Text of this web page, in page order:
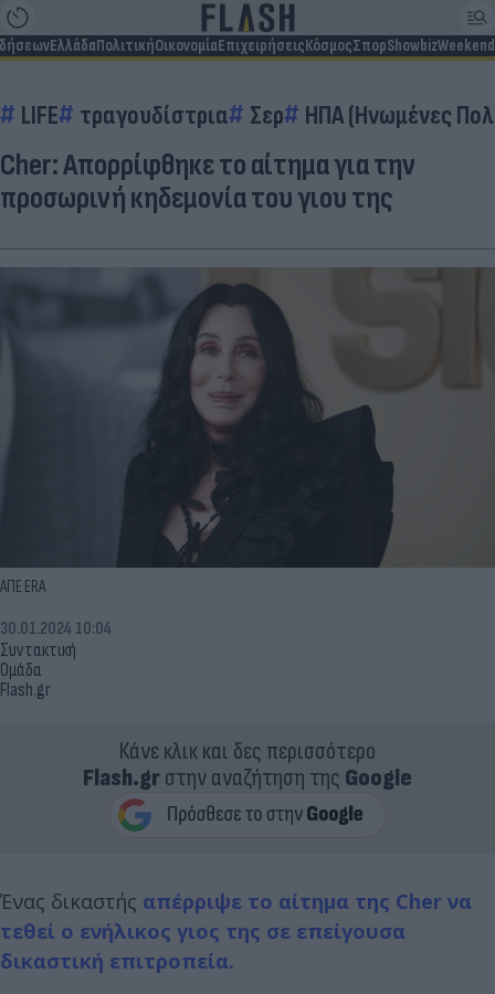
ΕλλάδαΠολιτικήΟικονομίαΕπιχειρήσειςΚόσμοςΣπορShowbizWeekend
LIFE τραγουδίστρια Σερ ΗΠΑ (Ηνωμένες
Cher: Απορρίφθηκε το αίτημα για την
προσωρινή κηδεμονία του γιου της
ΑΠΕ ERA
Συντακτική
Ομάδα
Flash.gr
30.01.2024 10:04
Κάνε κλικ και δες περισσότερο
Flash.grστην αναζήτηση της Google
Ένας δικαστής απέρριψε το αίτημα της Cher να
τεθεί ο ενήλικος γιος της σε επείγουσα
δικαστική επιτροπεία.